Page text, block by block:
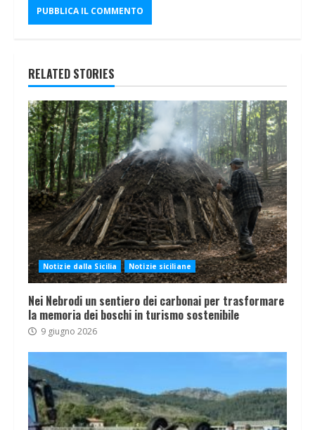
RELATED STORIES
Notizie dalla Sicilia Notizie siciliane
Nei Nebrodi un sentiero dei carbonai per trasformare
la memoria dei boschi in turismo sostenibile
9 giugno 2026